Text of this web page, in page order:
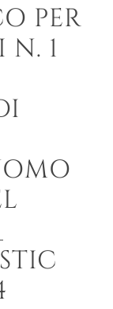
PER
N. 1